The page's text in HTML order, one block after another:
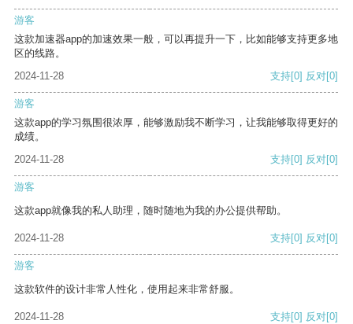
游客
这款加速器app的加速效果一般，可以再提升一下，比如能够支持更多地
区的线路。
2024-11-28
支持[0] 反对[0]
游客
这款app的学习氛围很浓厚，能够激励我不断学习，让我能够取得更好的
成绩。
2024-11-28
支持[0] 反对[0]
游客
这款app就像我的私人助理，随时随地为我的办公提供帮助。
2024-11-28 支持[0] 反对[0]
游客
这款软件的设计非常人性化，使用起来非常舒服。
2024-11-28 支持[0] 反对[0]